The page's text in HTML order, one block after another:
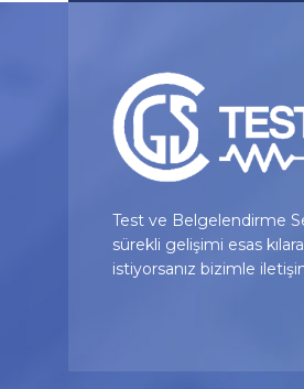
Test ve Belgelendirme
sürekli gelişimi esas
istiyorsanız bizimle